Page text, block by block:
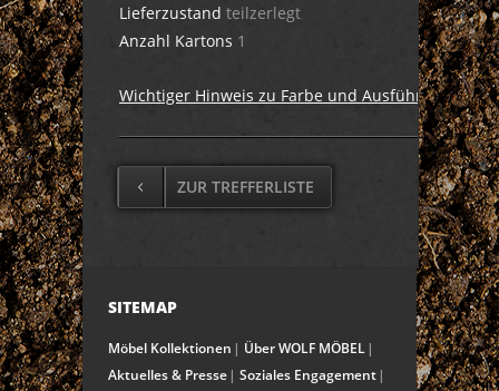
Lieferzustand teilzerlegt
Anzahl Kartons 1
Wichtiger Hinweis zu Farbe und Ausführung
ZUR TREFFERLISTE
SITEMAP
Möbel Kollektionen
Über WOLF MÖBEL
Aktuelles & Presse
Soziales Engagement